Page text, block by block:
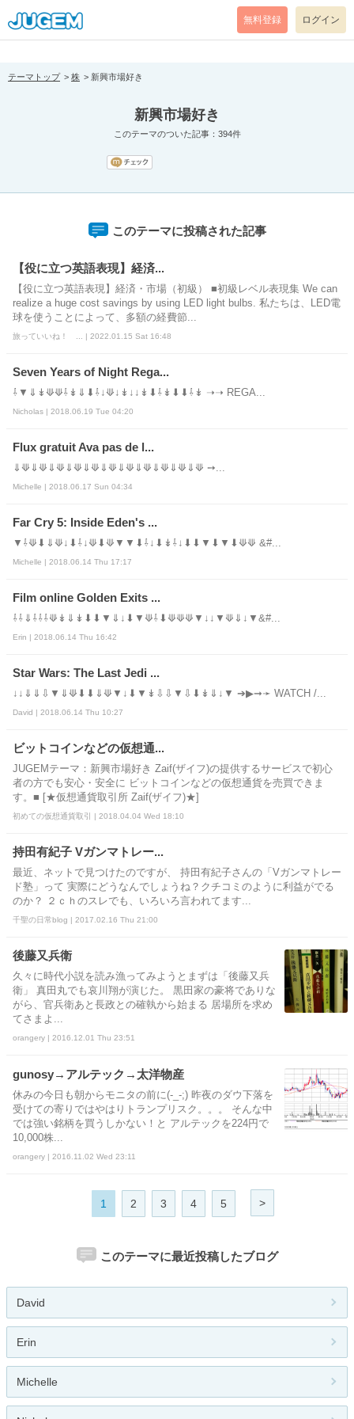
[pear_error: message="Success" code=0 mode=return level=notice
prefix="" info=""]
無料登録 ログイン
テーマトップ 株 新興市場好き
新興市場好き
このテーマのついた記事：394件
このテーマに投稿された記事
【役に立つ英語表現】経済...
【役に立つ英語表現】経済・市場（初級） ■初級レベル表現集 We can
realize a huge cost savings by using LED light bulbs. 私たちは、LED電
球を使うことによって、多額の経費節...
旅っていいね！ ... | 2022.01.15 Sat 16:48
Seven Years of Night Rega...
⇩▼⇓↡⟱⟱⇩↡⇓⬇⇩↓⟱↓↡↓↓↡⬇⇩↡⬇⬇⇩↡ ➝➝ REGA...
Nicholas | 2018.06.19 Tue 04:20
Flux gratuit Ava pas de l...
⇓⟱⇓⟱⇓⟱⇓⟱⇓⟱⇓⟱⇓⟱⇓⟱⇓⟱⇓⟱⇓⟱ ➙...
Michelle | 2018.06.17 Sun 04:34
Far Cry 5: Inside Eden's ...
▼⇩⟱⬇⇓⟱↓⬇⇩↓⟱⬇⟱▼▼⬇⇩↓⬇↡⇩↓⬇⬇▼⬇▼⬇⟱⟱ &#...
Michelle | 2018.06.14 Thu 17:17
Film online Golden Exits ...
⇩⇩⇓⇩⇩⇩⟱↡⇓↡⬇⬇▼⇓↓⬇▼⟱⇩⬇⟱⟱⟱▼↓↓▼⟱⇓↓▼&#...
Erin | 2018.06.14 Thu 16:42
Star Wars: The Last Jedi ...
↓↓⇓⇓⇩▼⇓⟱⬇⬇⇓⟱▼↓⬇▼↡⇩⇩▼⇩⬇↡⇓↓▼ ➔▶➞➛ WATCH /...
David | 2018.06.14 Thu 10:27
ビットコインなどの仮想通...
JUGEMテーマ：新興市場好き Zaif(ザイフ)の提供するサービスで初心
者の方でも安心・安全に ビットコインなどの仮想通貨を売買できま
す。■ [★仮想通貨取引所 Zaif(ザイフ)★]
初めての仮想通貨取引 | 2018.04.04 Wed 18:10
持田有紀子 Vガンマトレー...
最近、ネットで見つけたのですが、 持田有紀子さんの「Vガンマトレー
ド塾」って 実際にどうなんでしょうね？クチコミのように利益がでる
のか？ ２ｃｈのスレでも、いろいろ言われてます...
千聖の日常blog | 2017.02.16 Thu 21:00
後藤又兵衛
久々に時代小説を読み漁ってみようとまずは「後藤又兵
衛」 真田丸でも哀川翔が演じた。 黒田家の豪将でありな
がら、官兵衛あと長政との確執から始まる 居場所を求め
てさまよ...
orangery | 2016.12.01 Thu 23:51
gunosy→アルテック→太洋物産
休みの今日も朝からモニタの前に(-_-;) 昨夜のダウ下落を
受けての寄りではやはりトランプリスク。。。 そんな中
では強い銘柄を買うしかない！と アルテックを224円で
10,000株...
orangery | 2016.11.02 Wed 23:11
1 2 3 4 5 >
このテーマに最近投稿したブログ
David
Erin
Michelle